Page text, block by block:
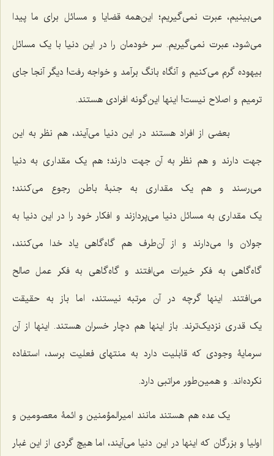
می‌بینیم، عبرت نمی‌گیریم؛ این‌همه قضایا و مسائل برای ما پیدا
می‌شود، عبرت نمی‌گیریم. سر خودمان را در این دنیا با یک مسائل
بیهوده گرم می‌کنیم و آنگاه بانگ برآمد و خواجه رفت! دیگر آنجا جای
ترمیم و اصلاح نیست! اینها این‌گونه افرادی هستند.
بعضی از افراد هستند در این دنیا می‌آیند، هم نظر به این
جهت دارند و هم نظر به آن جهت دارند؛ هم یک مقداری به دنیا
می‌رسند و هم یک مقداری به جنبۀ باطن رجوع می‌کنند؛
یک مقداری به مسائل دنیا می‌پردازند و افکار خود را در این دنیا به
جولان وا می‌دارند و از آن‌طرف هم گاه‌گاهی یاد خدا می‌کنند،
گاه‌گاهی به فکر خیرات می‌افتند و گاه‌گاهی به فکر عمل صالح
می‌افتند. اینها گرچه در آن مرتبه نیستند، اما باز به حقیقت
یک قدری نزدیک‌ترند. باز اینها هم دچار خسران هستند. اینها از آن
سرمایۀ وجودی که قابلیت دارد به منتهای فعلیت برسد، استفاده
نکرده‌اند. و همین‌طور مراتبی دارد.
یک عده هم هستند مانند امیرالمؤمنین و ائمۀ معصومین و
اولیا و بزرگان که اینها در این دنیا می‌آیند، اما هیچ گردی از این غبار